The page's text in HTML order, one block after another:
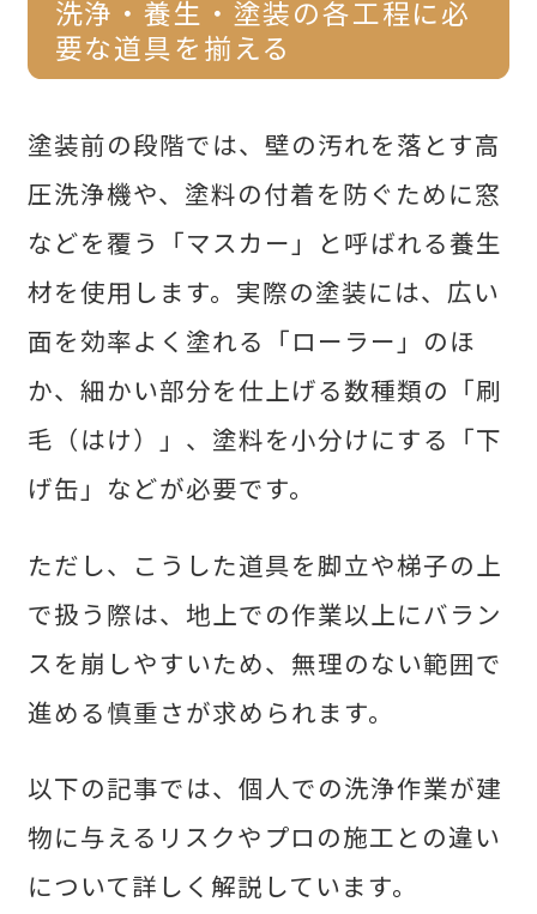
洗浄・養生・塗装の各工程に必
要な道具を揃える
塗装前の段階では、壁の汚れを落とす高
圧洗浄機や、塗料の付着を防ぐために窓
などを覆う「マスカー」と呼ばれる養生
材を使用します。実際の塗装には、広い
面を効率よく塗れる「ローラー」のほ
か、細かい部分を仕上げる数種類の「刷
毛（はけ）」、塗料を小分けにする「下
げ缶」などが必要です。
ただし、こうした道具を脚立や梯子の上
で扱う際は、地上での作業以上にバラン
スを崩しやすいため、無理のない範囲で
進める慎重さが求められます。
以下の記事では、個人での洗浄作業が建
物に与えるリスクやプロの施工との違い
について詳しく解説しています。